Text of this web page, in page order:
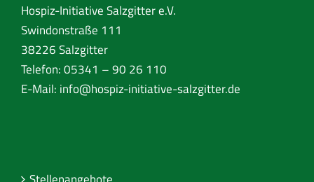
Hospiz-Initiative Salzgitter e.V.
Swindonstraße 111
38226 Salzgitter
Telefon: 05341 – 90 26 110
E-Mail: info@hospiz-initiative-salzgitter.de